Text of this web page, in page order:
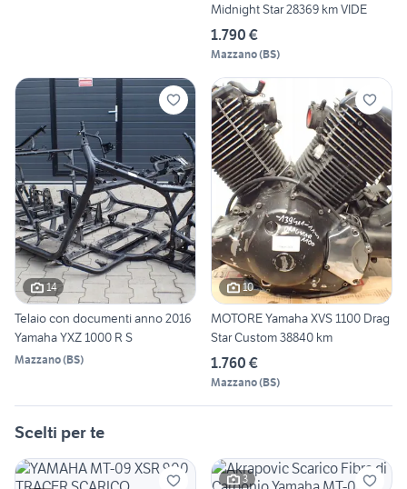
Midnight Star 28369 km VIDE
1.790 €
Mazzano(BS)
14
Telaio con documenti anno 2016
Yamaha YXZ 1000 R S
Mazzano(BS)
10
MOTORE Yamaha XVS 1100 Drag
Star Custom 38840 km
1.760 €
Mazzano(BS)
Scelti per te
3